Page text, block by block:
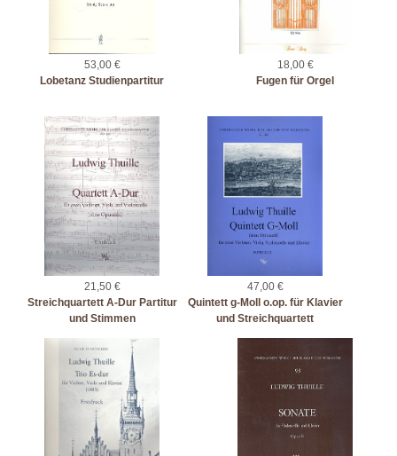
53,00 €
Lobetanz Studienpartitur
18,00 €
Fugen für Orgel
21,50 €
Streichquartett A-Dur Partitur
und Stimmen
47,00 €
Quintett g-Moll o.op. für Klavier
und Streichquartett